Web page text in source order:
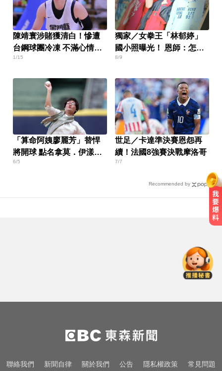
陳靖寰涉賭獲清白！慘遭
台鋼球團冷凍 不滿心情全
說了
1/15
獨家／女拳王「林郁婷」
國小照曝光！ 恩師：怎麼
可能像男生
8/9
「算命阿姨廖麗芳」替悍
將開球 點名拿莫．伊漾：
很看好你
6/5
世足／卡達準決賽恩怨再
續！法國8強賽決戰摩洛哥
7/7
Recommended by
9字送別逼哭網
攏係為了晶片！「斷交19年」 哥斯
大黎加連2年來台
三商美邦人壽將下市！8/20停牌 千
聯絡我們 新聞自律 關於我們 公告 隱私權政策 常見問題